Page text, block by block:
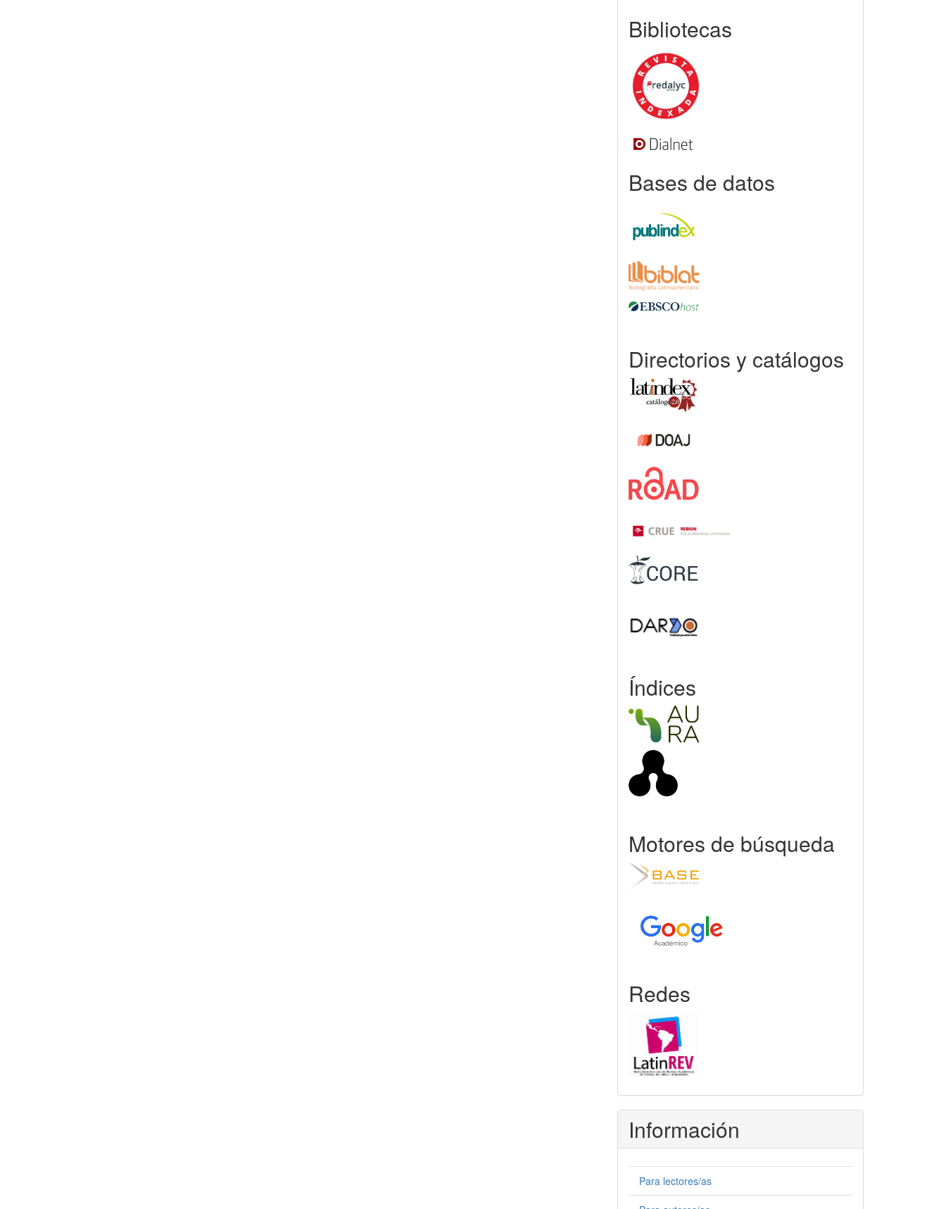
Bibliotecas
Bases de datos
Directorios y catálogos
Índices
Motores de búsqueda
Redes
Información
Para lectores/as